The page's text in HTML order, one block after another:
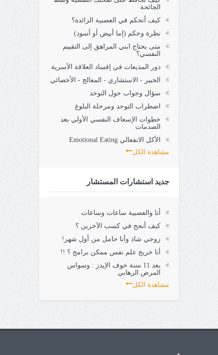
الجائحة
كيف أتحكم في العصبية الزائدة؟
نظرة وحكم (إما أبيض أو أسود)
متى يحتاج ابني المراهق إلى التقييم
النفسي؟
دور المذيعات في إفساد العلاقة الأسرية
الخبير - الاستشاري - المعالج - الأخصائي
سؤال وجواب حول التوحد
اضطراب التوحد ومرحلة البلوغ
خطوات الإسعاف النفسي الأولي بعد
الصدمات
الأكل الانفعالي Emotional Eating
مشاهدة الكل
جديد استشارات المستشار
أنا والعصبية ساعات وساعات
كيف أنجح في كسب الآخرين ؟
زوجي شاذ وأنا حامل من أول شهر!
أنا خريج علم نفس ممكن برامج ؟ !!
بعد 11 سنة خوف الإيدز : وسواس
المرض الرهابي
مشاهدة الكل